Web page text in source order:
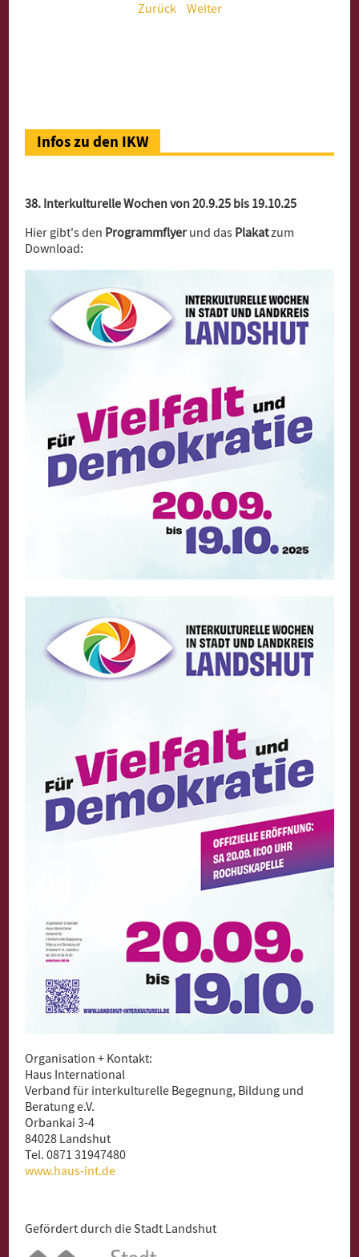
Zurück Weiter
Infos zu den IKW
38. Interkulturelle Wochen von 20.9.25 bis 19.10.25
Hier gibt's den Programmflyerund das Plakatzum
Download:
Organisation + Kontakt:
Haus International
Verband für interkulturelle Begegnung, Bildung und
Beratung e.V.
Orbankai 3-4
84028 Landshut
Tel. 0871 31947480
www.haus-int.de
Gefördert durch die Stadt Landshut